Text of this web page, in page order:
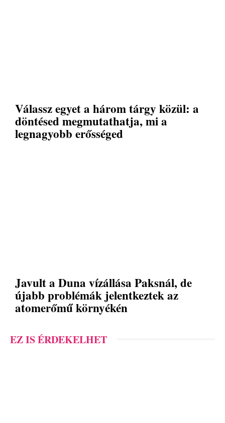
Válassz egyet a három tárgy közül: a
döntésed megmutathatja, mi a
legnagyobb erősséged
Javult a Duna vízállása Paksnál, de
újabb problémák jelentkeztek az
atomerőmű környékén
EZ IS ÉRDEKELHET